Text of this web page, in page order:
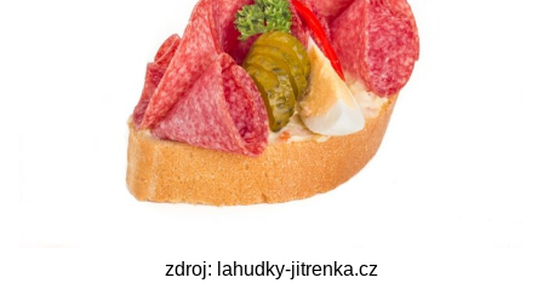
zdroj: lahudky-jitrenka.cz